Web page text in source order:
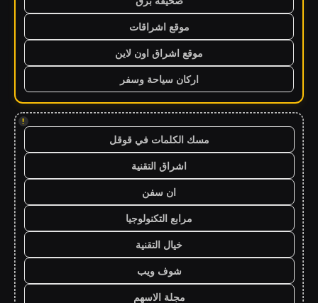
موقع اشراقات
موقع اشراق اون لاين
اركان سياحة وسفر
!
مسك الكلمات في قوقل
اشراق التقنية
ان سفن
مرابع التكنولوجيا
خيال التقنية
شوف ويب
مجلة الاسهم